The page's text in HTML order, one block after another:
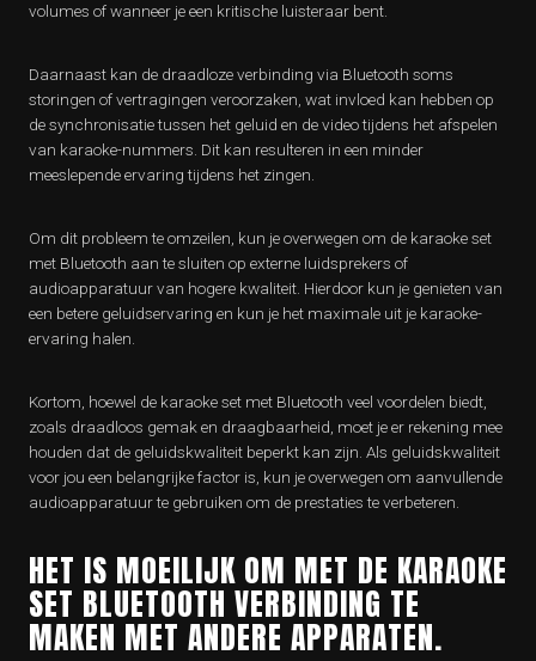
volumes of wanneer je een kritische luisteraar bent.
Daarnaast kan de draadloze verbinding via Bluetooth soms
storingen of vertragingen veroorzaken, wat invloed kan hebben op
de synchronisatie tussen het geluid en de video tijdens het afspelen
van karaoke-nummers. Dit kan resulteren in een minder
meeslepende ervaring tijdens het zingen.
Om dit probleem te omzeilen, kun je overwegen om de karaoke set
met Bluetooth aan te sluiten op externe luidsprekers of
audioapparatuur van hogere kwaliteit. Hierdoor kun je genieten van
een betere geluidservaring en kun je het maximale uit je karaoke-
ervaring halen.
Kortom, hoewel de karaoke set met Bluetooth veel voordelen biedt,
zoals draadloos gemak en draagbaarheid, moet je er rekening mee
houden dat de geluidskwaliteit beperkt kan zijn. Als geluidskwaliteit
voor jou een belangrijke factor is, kun je overwegen om aanvullende
audioapparatuur te gebruiken om de prestaties te verbeteren.
HET IS MOEILIJK OM MET DE KARAOKE
SET BLUETOOTH VERBINDING TE
MAKEN MET ANDERE APPARATEN.